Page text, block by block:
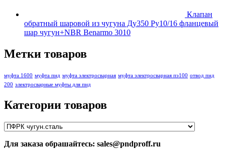
Клапан
обратный шаровой из чугуна Ду350 Ру10/16 фланцевый
шар чугун+NBR Benarmo 3010
Метки товаров
муфта 1600 муфта пнд муфта электросварная муфта электросварная пэ100 отвод пнд
200 электросварные муфты для пнд
Категории товаров
Для заказа обрашайтесь: sales@pndproff.ru